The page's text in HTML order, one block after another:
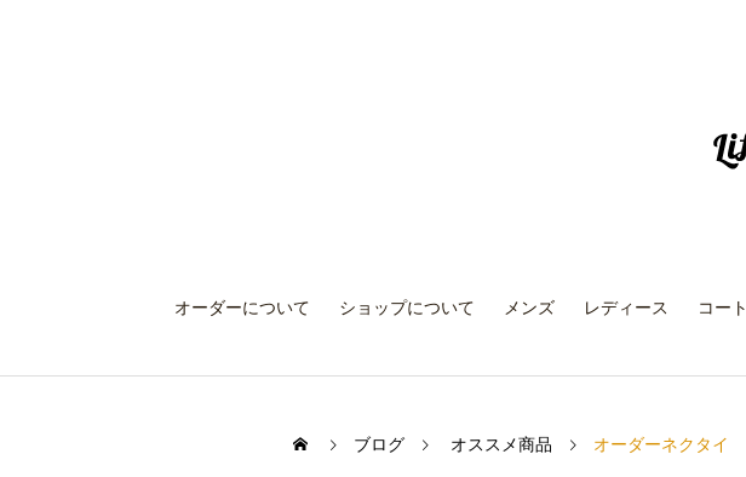
オーダーについて ショップについて メンズ レディース コート
ブログ オススメ商品 オーダーネクタイ